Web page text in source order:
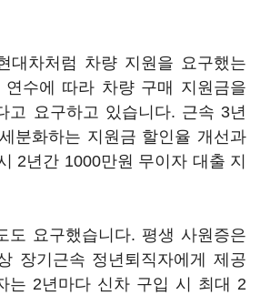
대차처럼 차량 지원을 요구했는
수에 따라 차량 구매 지원금을
고 요구하고 있습니다. 근속 3년
분화하는 지원금 할인율 개선과
2년간 1000만원 무이자 대출 지
도 요구했습니다. 평생 사원증은
장기근속 정년퇴직자에게 제공
는 2년마다 신차 구입 시 최대 2